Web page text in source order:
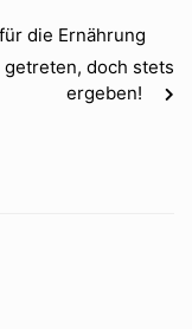
die Ernährung
getreten, doch stets
ergeben!